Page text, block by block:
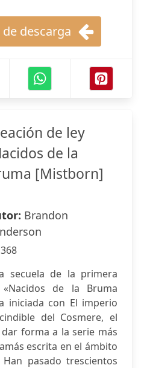
descarga
de ley
de la
[Mistborn]
Brandon
368
secuela de la primera
de la Bruma
iniciada con El imperio
del Cosmere, el
forma a la serie más
escrita en el ámbito
pasado trescientos